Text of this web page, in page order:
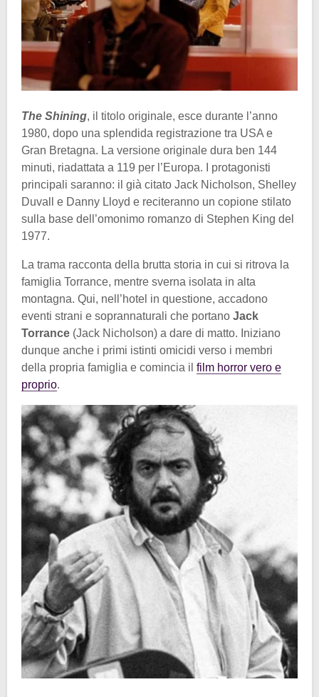
The Shining, il titolo originale, esce durante l’anno
1980, dopo una splendida registrazione tra USA e
Gran Bretagna. La versione originale dura ben 144
minuti, riadattata a 119 per l’Europa. I protagonisti
principali saranno: il già citato Jack Nicholson, Shelley
Duvall e Danny Lloyd e reciteranno un copione stilato
sulla base dell’omonimo romanzo di Stephen King del
1977.
La trama racconta della brutta storia in cui si ritrova la
famiglia Torrance, mentre sverna isolata in alta
montagna. Qui, nell’hotel in questione, accadono
eventi strani e soprannaturali che portano Jack
Torrance (Jack Nicholson) a dare di matto. Iniziano
dunque anche i primi istinti omicidi verso i membri
della propria famiglia e comincia il film horror vero e
proprio.